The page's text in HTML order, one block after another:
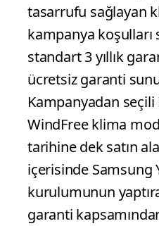
tasarrufu sağlayan
kampanya koşulları
standart 3 yıllık
ücretsiz garanti
Kampanyadan seçili
WindFree klima
tarihine dek satın
içerisinde Samsung
kurulumunun
garanti